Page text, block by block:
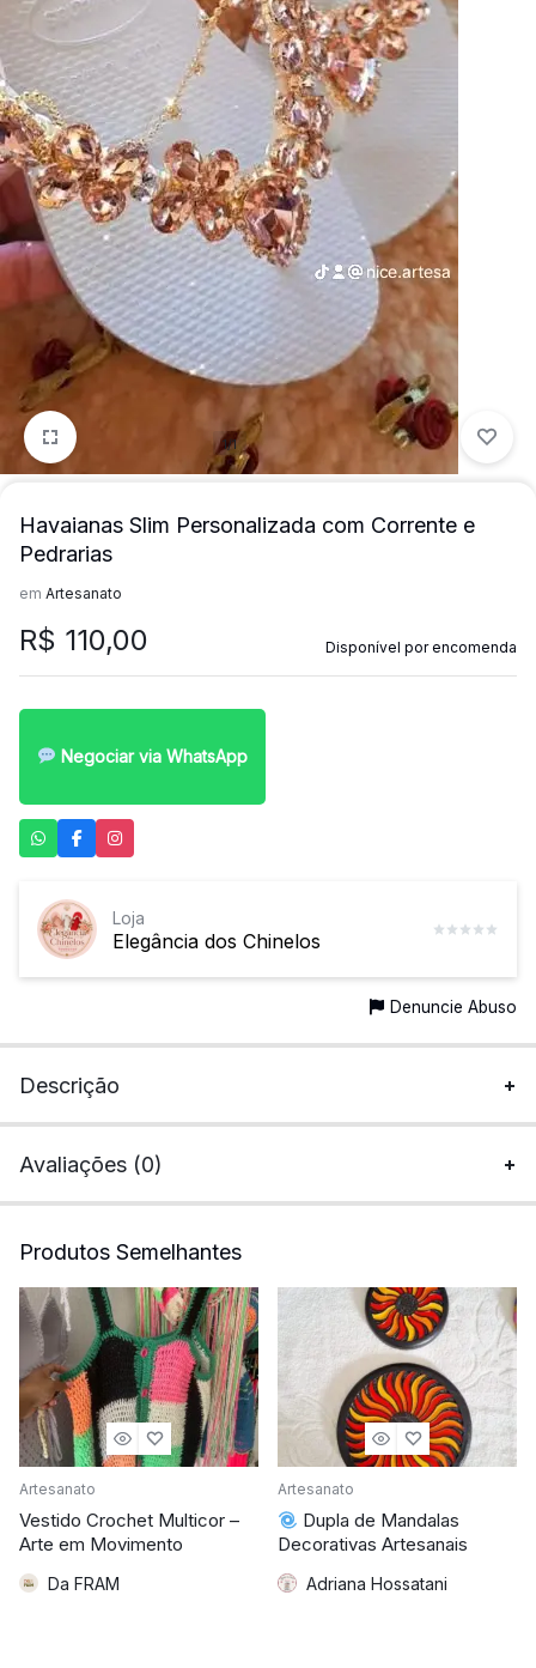
mais
precisa!
1/1
Havaianas Slim Personalizada com Corrente e
Pedrarias
em Artesanato
R$ 110,00 Disponível por encomenda
Negociar via WhatsApp
Elegância dos Chinelos
Loja
Denuncie Abuso
Descrição
Avaliações (0)
Produtos Semelhantes
Artesanato
Vestido Crochet Multicor –
Arte em Movimento
Da FRAM
Artesanato
Dupla de Mandalas
Decorativas Artesanais
Adriana Hossatani